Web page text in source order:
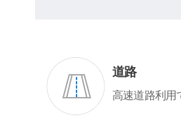
道路
高速道路利用